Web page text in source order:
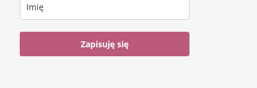
Zapisuję się